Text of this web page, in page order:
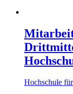
Hochschule